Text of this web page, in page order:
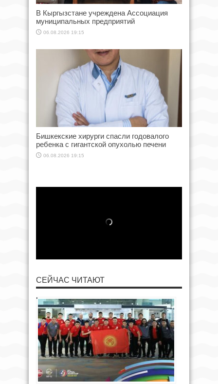
В Кыргызстане учреждена Ассоциация
муниципальных предприятий
06.08.2026 19:15
Бишкекские хирурги спасли годовалого
ребенка с гигантской опухолью печени
06.08.2026 19:15
СЕЙЧАС ЧИТАЮТ